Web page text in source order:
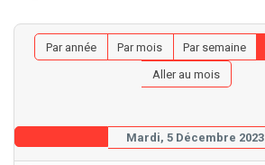
Par année Par mois Par semaine
Aller au mois
Mardi, 5 Décembre 2023